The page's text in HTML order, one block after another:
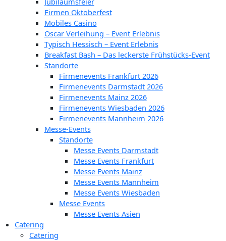
Firmen Oktoberfest
Mobiles Casino
Oscar Verleihung – Event Erlebnis
Typisch Hessisch – Event Erlebnis
Breakfast Bash – Das leckerste Frühstücks-Event
Standorte
Firmenevents Frankfurt 2026
Firmenevents Darmstadt 2026
Firmenevents Mainz 2026
Firmenevents Wiesbaden 2026
Firmenevents Mannheim 2026
Messe-Events
Standorte
Messe Events Darmstadt
Messe Events Frankfurt
Messe Events Mainz
Messe Events Mannheim
Messe Events Wiesbaden
Messe Events
Messe Events Asien
Catering
Catering